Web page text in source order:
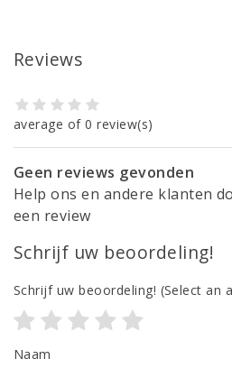
Reviews
average of 0 review(s)
Geen reviews gevonden
Help ons en andere klanten
een review
Schrijf uw beoordeling!
Schrijf uw beoordeling! (Select an
Naam